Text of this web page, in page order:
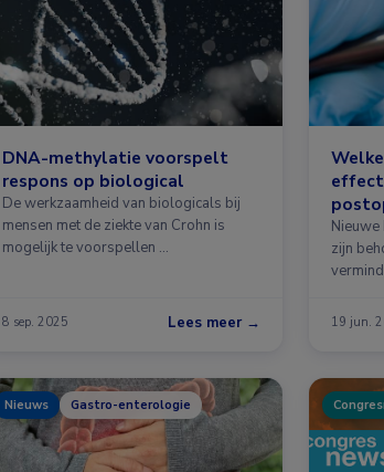
DNA-methylatie voorspelt
respons op biological
De werkzaamheid van biologicals bij
mensen met de ziekte van Crohn is
mogelijk te voorspellen …
8 sep. 2025 Lees meer →
ziekte
zijn
19 jun.
Nieuws Gastro-enterologie